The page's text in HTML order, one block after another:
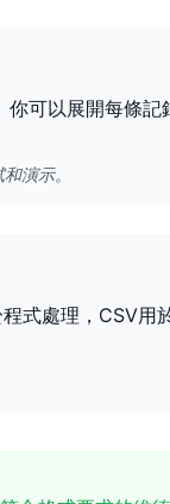
可以展開每條
演示。
式處理，CSV用